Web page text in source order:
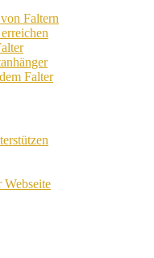
Faltern
Falter
Webseite